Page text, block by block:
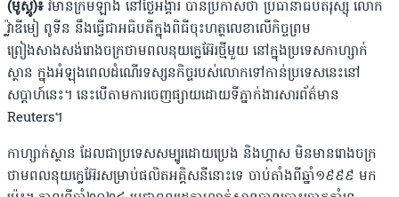
(ម៉ូស្គូ)៖ វិមានក្រឹមឡាំង នៅថ្ងៃអង្គារ បានប្រកាសថា ប្រធានាធិបតីរុស្ស៊ី លោក
វ្ល៉ាឌីមៀ ពូទីន នឹងធ្វើជាអធិបតីក្នុងពិធីចុះហត្ថលេខាលើកិច្ចព្រម
ព្រៀងសាងសង់រោងចក្រថាមពលនុយក្លេអ៊ែរថ្មីមួយ នៅក្នុងប្រទេសកាហ្សាក់
ស្ថាន ក្នុងអំឡុងពេលដំណើរទស្សនកិច្ចរបស់លោកទៅកាន់ប្រទេសនេះនៅ
សប្តាហ៍នេះ។ នេះបើតាមការចេញផ្សាយដោយទីភ្នាក់ងារសារព័ត៌មាន
Reuters។
កាហ្សាក់ស្ថាន ដែលជាប្រទេសសម្បូរដោយប្រេង និងហ្គាស មិនមានរោងចក្រ
ថាមពលនុយក្លេអ៊ែរសម្រាប់ផលិតអគ្គិសនីនោះទេ ចាប់តាំងពីឆ្នាំ១៩៩៩ មក